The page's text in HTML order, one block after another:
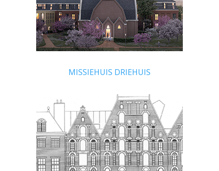
MISSIEHUIS DRIEHUIS